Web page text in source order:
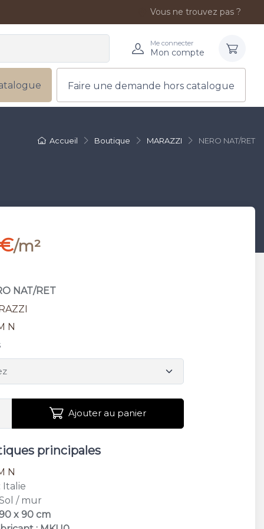
Vous ne trouvez pas ?
Me connecter
Mon compte
Faire une demande hors catalogue
Accueil Boutique MARAZZI NERO NAT/RET
/m²
NAT/RET
N
Ajouter au panier
principales
N
: Italie
/ mur
x 90 cm